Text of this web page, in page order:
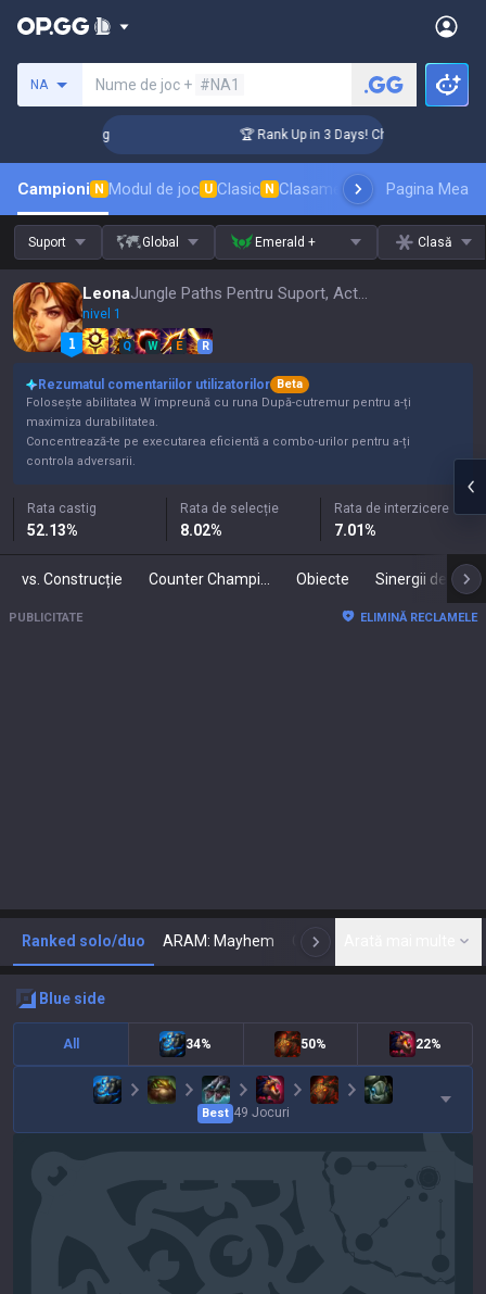
NA Nume de joc + #NA1
🏆 Rank Up in 3 Days! Challenger
Campioni N Modul de joc U Clasic N Clasament skinuriPagina Mea
Suport Global Emerald + Clasă
Leona Jungle Paths Pentru Suport, Actualizare 16.15
nivel 1
Q W E R
Rezumatul comentariilor utilizatorilor Beta
Folosește abilitatea W împreună cu runa După-cutremur pentru a-ți
maximiza durabilitatea.
Concentrează-te pe executarea eficientă a combo-urilor pentru a-ți
controla adversarii.
Rata castig
52.13%
Rata de selecție
8.02%
Rata de interzicere
7.01%
vs. Construcție Obiecte
PUBLICITATE ELIMINĂ RECLAMELE
Ranked solo/duo ARAM: Mayhem Clasic
blue side
All 34% 50% 22%
Best 49 Jocuri